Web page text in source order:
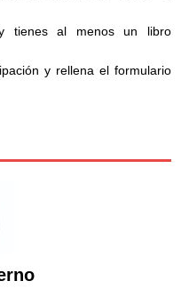
tienes al menos un libro
y rellena el formulario